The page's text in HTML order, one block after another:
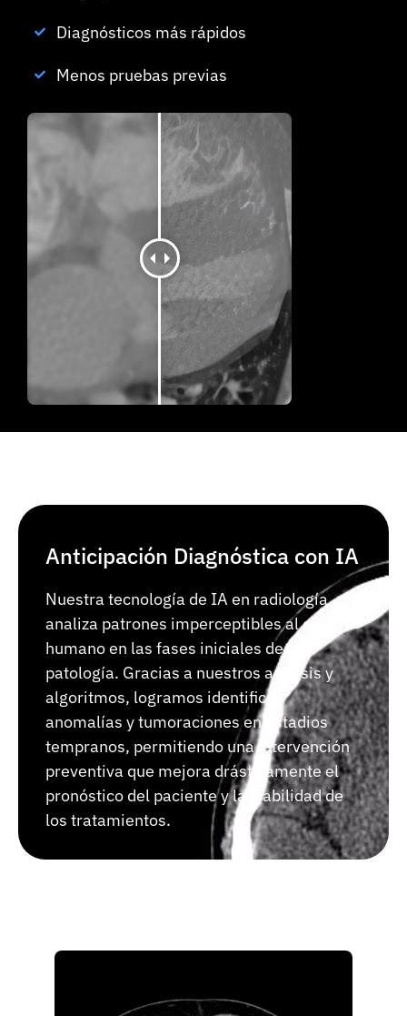
Diagnósticos más rápidos
Menos pruebas previas
Anticipación Diagnóstica con IA
Nuestra tecnología de IA en radiología
analiza patrones imperceptibles al ojo
humano en las fases iniciales de una
patología. Gracias a nuestros análisis y
algoritmos, logramos identificar
anomalías y tumoraciones en estadios
tempranos, permitiendo una intervención
preventiva que mejora drásticamente el
pronóstico del paciente y la viabilidad de
los tratamientos.